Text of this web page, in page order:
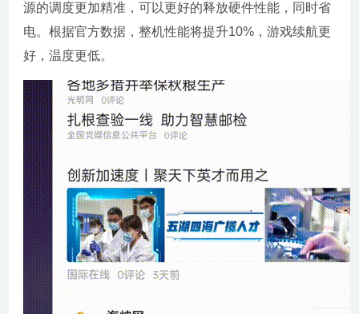
源的调度更加精准，可以更好的释放硬件性能，同时省
电。根据官方数据，整机性能将提升10%，游戏续航更
好，温度更低。